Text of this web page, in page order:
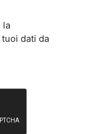
la
dati da